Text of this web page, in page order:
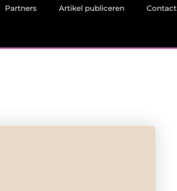
Partners Artikel publiceren Contact